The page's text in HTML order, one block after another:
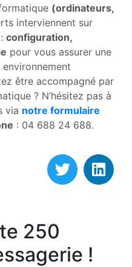
(ordinateurs,
interviennent sur
configuration,
pour vous assurer une
être accompagné par
? N’hésitez pas à
via notre formulaire
: 04 688 24 688.
250
!